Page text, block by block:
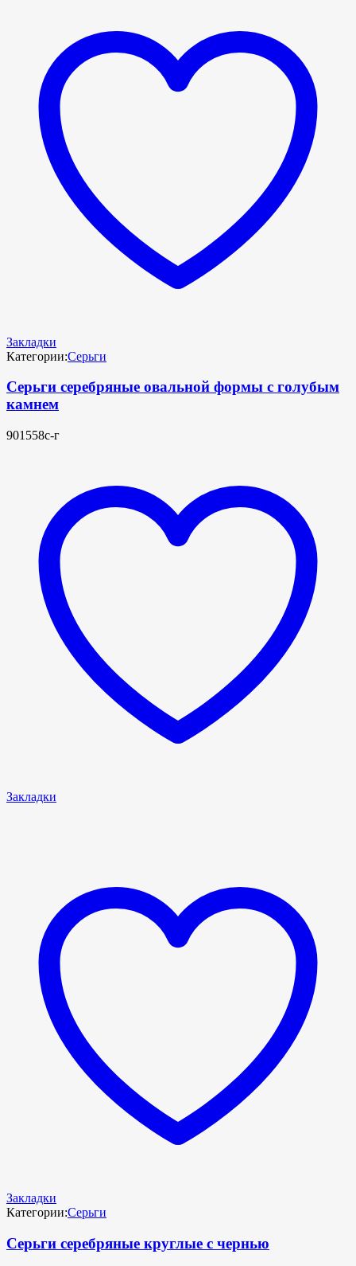
Закладки
Категории:Серьги
Серьги серебряные овальной формы с голубым
камнем
901558с-г
Закладки
Закладки
Категории:Серьги
Серьги серебряные круглые с чернью